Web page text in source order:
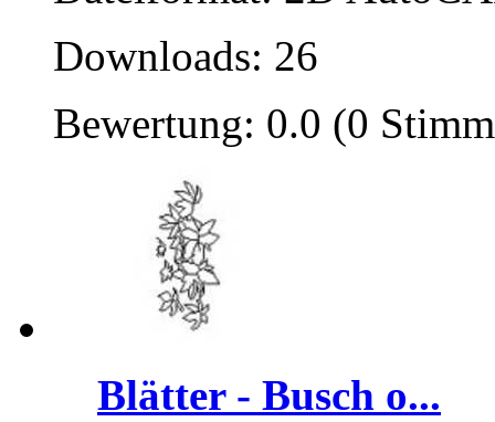
Downloads: 26
Bewertung: 0.0 (0
Blätter - Busch o...